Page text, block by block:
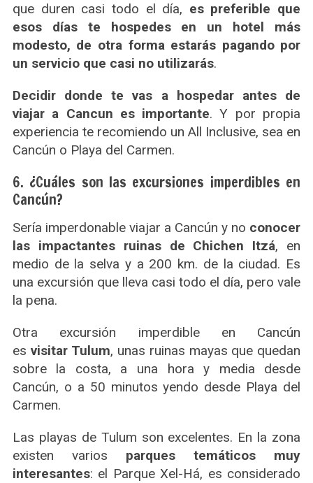
que duren casi todo el día, es preferible que
esos días te hospedes en un hotel más
modesto, de otra forma estarás pagando por
un servicio que casi no utilizarás.
Decidir donde te vas a hospedar antes de
viajar a Cancun es importante. Y por propia
experiencia te recomiendo un All Inclusive, sea en
Cancún o Playa del Carmen.
6. ¿Cuáles son las excursiones imperdibles en
Cancún?
Sería imperdonable viajar a Cancún y no conocer
las impactantes ruinas de Chichen Itzá, en
medio de la selva y a 200 km. de la ciudad. Es
una excursión que lleva casi todo el día, pero vale
la pena.
Otra excursión imperdible en Cancún
es visitar Tulum, unas ruinas mayas que quedan
sobre la costa, a una hora y media desde
Cancún, o a 50 minutos yendo desde Playa del
Carmen.
Las playas de Tulum son excelentes. En la zona
existen varios parques temáticos muy
interesantes: el Parque Xel-Há, es considerado